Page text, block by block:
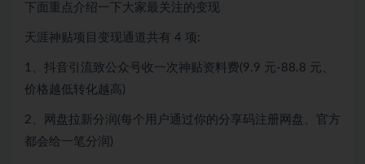
下面重点介绍一下大家最关注的变现
天涯神贴项目变现通道共有 4 项:
1、抖音引流致公众号收一次神贴资料费(9.9 元-88.8 元、
价格越低转化越高)
2、网盘拉新分润(每个用户通过你的分享码注册网盘、官方
都会给一笔分润)